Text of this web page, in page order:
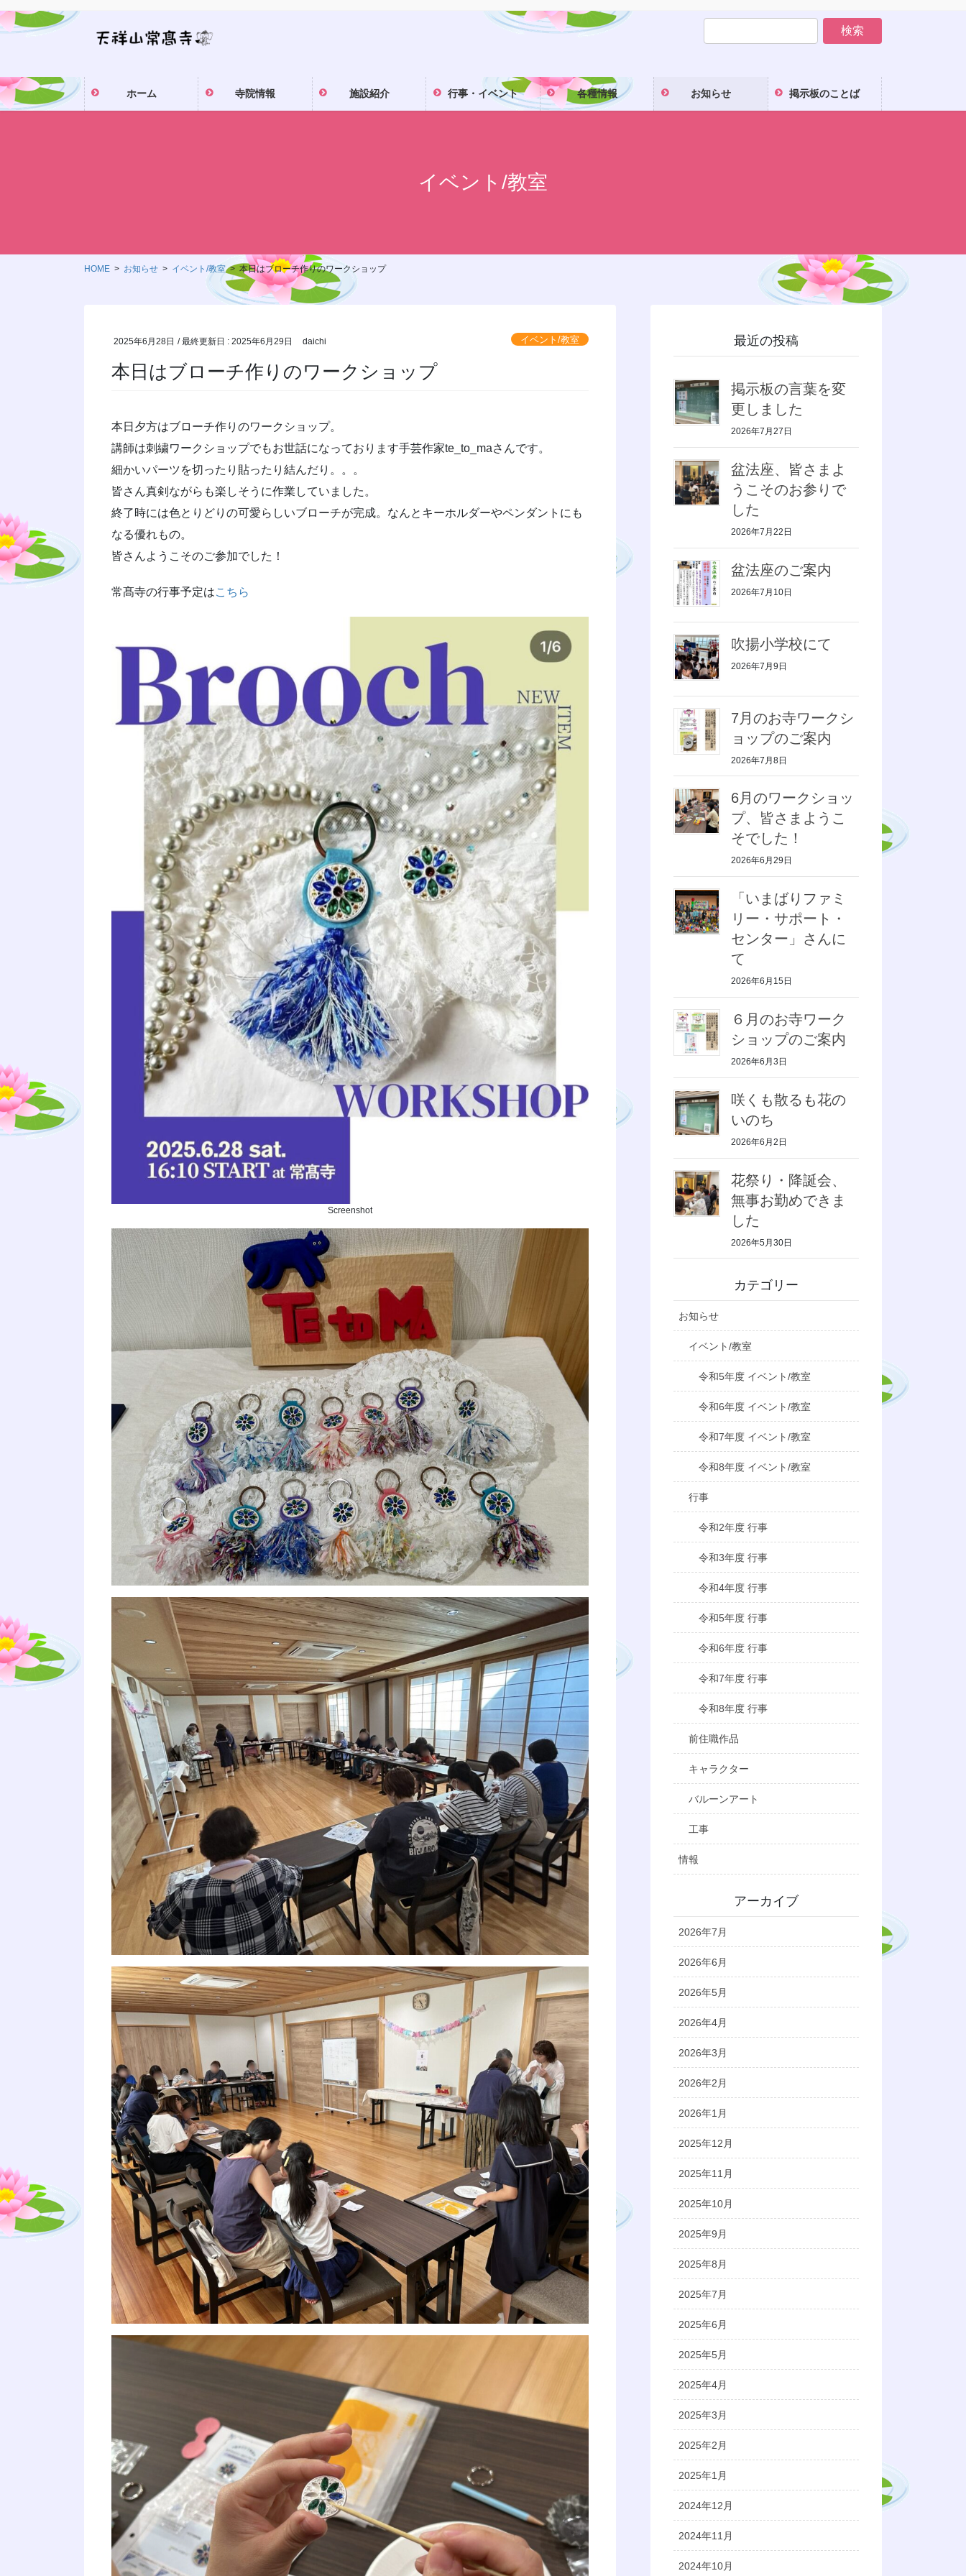
ン
ツ
に
移
ビ
シ
ョ
ン
ホーム 寺院情報 施設紹介 行事・イベント 各種情報 お知らせ 掲示板のことば
イベント/教室
HOME お知らせ イベント/教室 本日はブローチ作りのワークショップ
2025年6月28日 / 最終更新日 :2025年6月29日 daichi イベント/教室
本日はブローチ作りのワークショップ
本日夕方はブローチ作りのワークショップ。
講師は刺繍ワークショップでもお世話になっております手芸作家te_to_maさんです。
細かいパーツを切ったり貼ったり結んだり。。。
皆さん真剣ながらも楽しそうに作業していました。
終了時には色とりどりの可愛らしいブローチが完成。なんとキーホルダーやペンダントにも
なる優れもの。
皆さんようこそのご参加でした！
常髙寺の行事予定はこちら
Screenshot
最近の投稿
掲示板の言葉を変
更しました
2026年7月27日
盆法座、皆さまよ
うこそのお参りで
した
2026年7月22日
盆法座のご案内
2026年7月10日
吹揚小学校にて
2026年7月9日
7月のお寺ワークシ
ョップのご案内
2026年7月8日
6月のワークショッ
プ、皆さまようこ
そでした！
2026年6月29日
「いまばりファミ
リー・サポート・
センター」さんに
て
2026年6月15日
６月のお寺ワーク
ショップのご案内
2026年6月3日
咲くも散るも花の
いのち
2026年6月2日
花祭り・降誕会、
無事お勤めできま
した
2026年5月30日
カテゴリー
お知らせ
イベント/教室
令和5年度 イベント/教室
令和6年度 イベント/教室
令和7年度 イベント/教室
令和8年度 イベント/教室
行事
令和2年度 行事
令和3年度 行事
令和4年度 行事
令和5年度 行事
令和6年度 行事
令和7年度 行事
令和8年度 行事
前住職作品
キャラクター
バルーンアート
工事
情報
アーカイブ
2026年7月
2026年6月
2026年5月
2026年4月
2026年3月
2026年2月
2026年1月
2025年12月
2025年11月
2025年10月
2025年9月
2025年8月
2025年7月
2025年6月
2025年5月
2025年4月
2025年3月
2025年2月
2025年1月
2024年12月
2024年11月
2024年10月